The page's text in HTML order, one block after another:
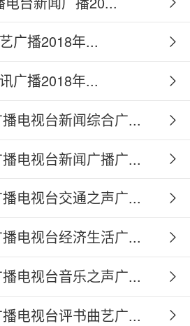
广播2018年...
广播2018年...
电视台新闻综合广...
电视台新闻广播广...
电视台交通之声广...
电视台经济生活广...
电视台音乐之声广...
电视台评书曲艺广...